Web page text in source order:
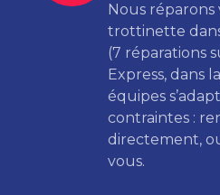
Nous
trottinette
(7 réparations
Express, dans
équipes
contraintes :
directement,
vous.